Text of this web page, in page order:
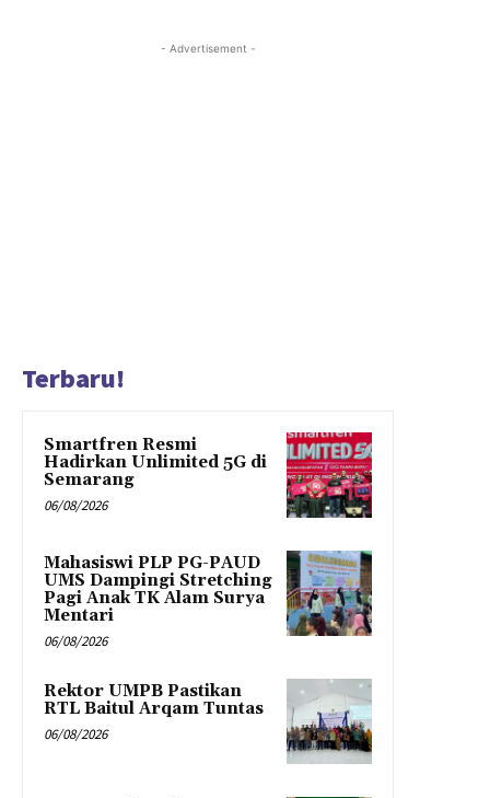
- Advertisement -
Terbaru!
Smartfren Resmi
Hadirkan Unlimited 5G di
Semarang
06/08/2026
Mahasiswi PLP PG-PAUD
UMS Dampingi Stretching
Pagi Anak TK Alam Surya
Mentari
06/08/2026
Rektor UMPB Pastikan
RTL Baitul Arqam Tuntas
06/08/2026